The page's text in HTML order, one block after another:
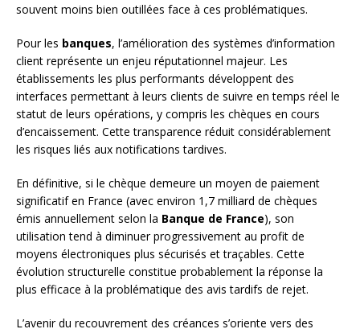
souvent moins bien outillées face à ces problématiques.
Pour les banques, l’amélioration des systèmes d’information
client représente un enjeu réputationnel majeur. Les
établissements les plus performants développent des
interfaces permettant à leurs clients de suivre en temps réel le
statut de leurs opérations, y compris les chèques en cours
d’encaissement. Cette transparence réduit considérablement
les risques liés aux notifications tardives.
En définitive, si le chèque demeure un moyen de paiement
significatif en France (avec environ 1,7 milliard de chèques
émis annuellement selon la Banque de France), son
utilisation tend à diminuer progressivement au profit de
moyens électroniques plus sécurisés et traçables. Cette
évolution structurelle constitue probablement la réponse la
plus efficace à la problématique des avis tardifs de rejet.
L’avenir du recouvrement des créances s’oriente vers des